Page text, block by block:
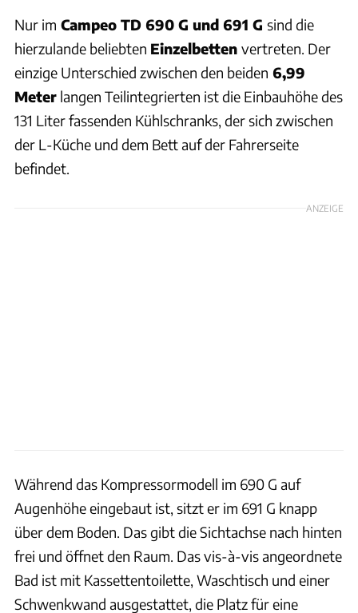
Nur im Campeo TD 690 G und 691 G sind die
hierzulande beliebten Einzelbetten vertreten. Der
einzige Unterschied zwischen den beiden 6,99
Meter langen Teilintegrierten ist die Einbauhöhe des
131 Liter fassenden Kühlschranks, der sich zwischen
der L-Küche und dem Bett auf der Fahrerseite
befindet.
ANZEIGE
Während das Kompressormodell im 690 G auf
Augenhöhe eingebaut ist, sitzt er im 691 G knapp
über dem Boden. Das gibt die Sichtachse nach hinten
frei und öffnet den Raum. Das vis-à-vis angeordnete
Bad ist mit Kassettentoilette, Waschtisch und einer
Schwenkwand ausgestattet, die Platz für eine